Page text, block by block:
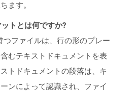
ます。
トとは何ですか?
つファイルは、行の形のプレー
むテキストドキュメントを表
トドキュメントの段落は、キ
ンによって認識され、ファイ